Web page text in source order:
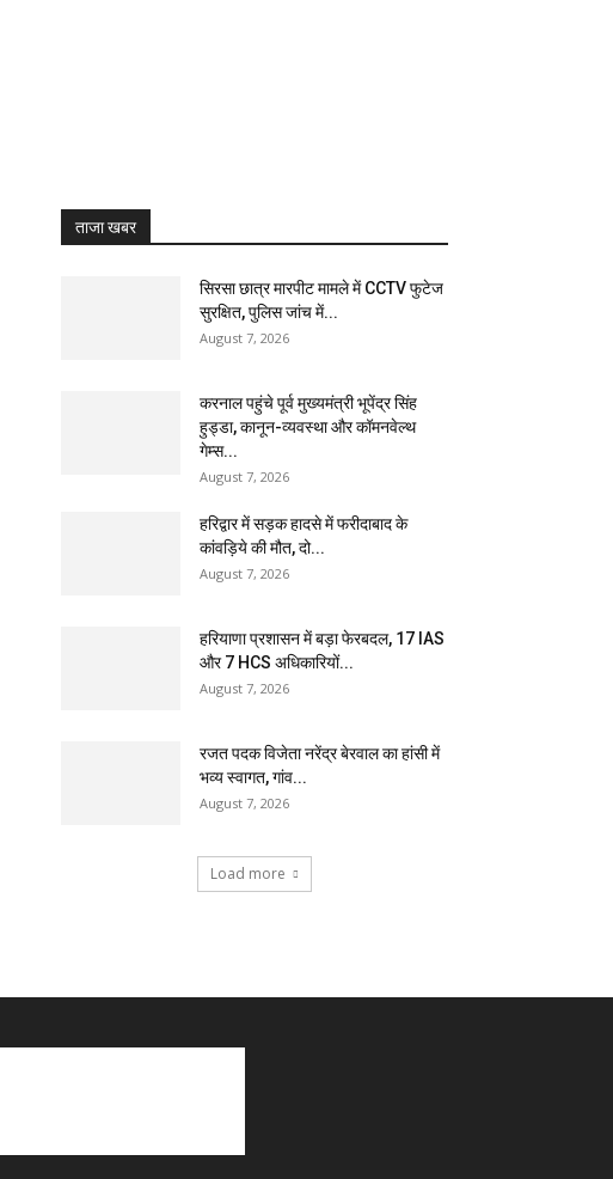
ताजा खबर
सिरसा छात्र मारपीट मामले में CCTV फुटेज
सुरक्षित, पुलिस जांच में...
August 7, 2026
करनाल पहुंचे पूर्व मुख्यमंत्री भूपेंद्र सिंह
हुड्डा, कानून-व्यवस्था और कॉमनवेल्थ
गेम्स...
August 7, 2026
हरिद्वार में सड़क हादसे में फरीदाबाद के
कांवड़िये की मौत, दो...
August 7, 2026
हरियाणा प्रशासन में बड़ा फेरबदल, 17 IAS
और 7 HCS अधिकारियों...
August 7, 2026
रजत पदक विजेता नरेंद्र बेरवाल का हांसी में
भव्य स्वागत, गांव...
August 7, 2026
Load more